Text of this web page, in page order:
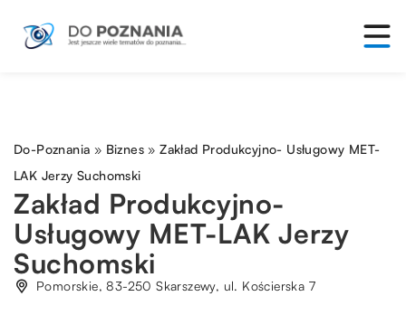
Do-Poznania » Biznes »Zakład Produkcyjno- Usługowy MET-
LAK Jerzy Suchomski
Zakład Produkcyjno-
Usługowy MET-LAK Jerzy
Suchomski
Pomorskie, 83-250 Skarszewy, ul. Kościerska 7